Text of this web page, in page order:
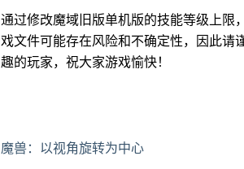
通过修改魔域旧版单机版的技能等级上限
戏文件可能存在风险和不确定性，因此请
趣的玩家，祝大家游戏愉快！
魔兽：以视角旋转为中心